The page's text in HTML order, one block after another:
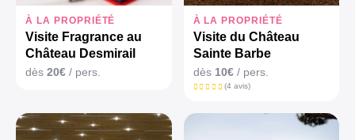
À LA PROPRIÉTÉ
Visite Fragrance au
Château Desmirail
dès 20€ / pers.
À LA PROPRIÉTÉ
Visite du Château
Sainte Barbe
dès 10€/ pers.
(4 avis)